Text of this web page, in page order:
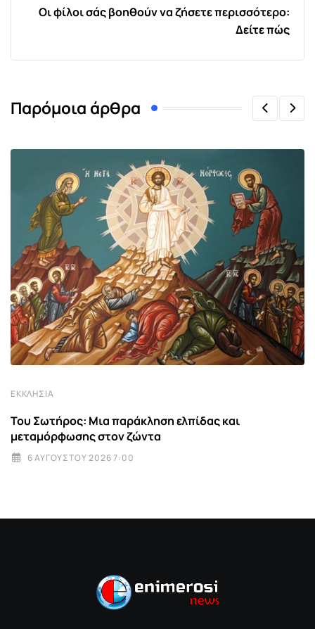
Οι φίλοι σάς βοηθούν να ζήσετε περισσότερο:
Δείτε πώς
Παρόμοια άρθρα
ΕΚΚΛΗΣΊΑ
Του Σωτήρος: Μια παράκληση ελπίδας και
μεταμόρφωσης στον ζώντα
6 ΑΥΓΟΎΣΤΟΥ 2026 7:00